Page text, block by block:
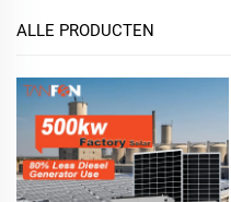
ALLE PRODUCTEN